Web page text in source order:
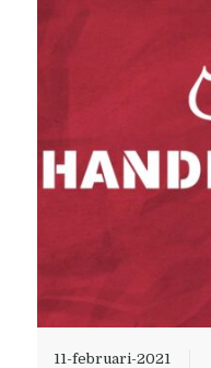
11-februari-2021